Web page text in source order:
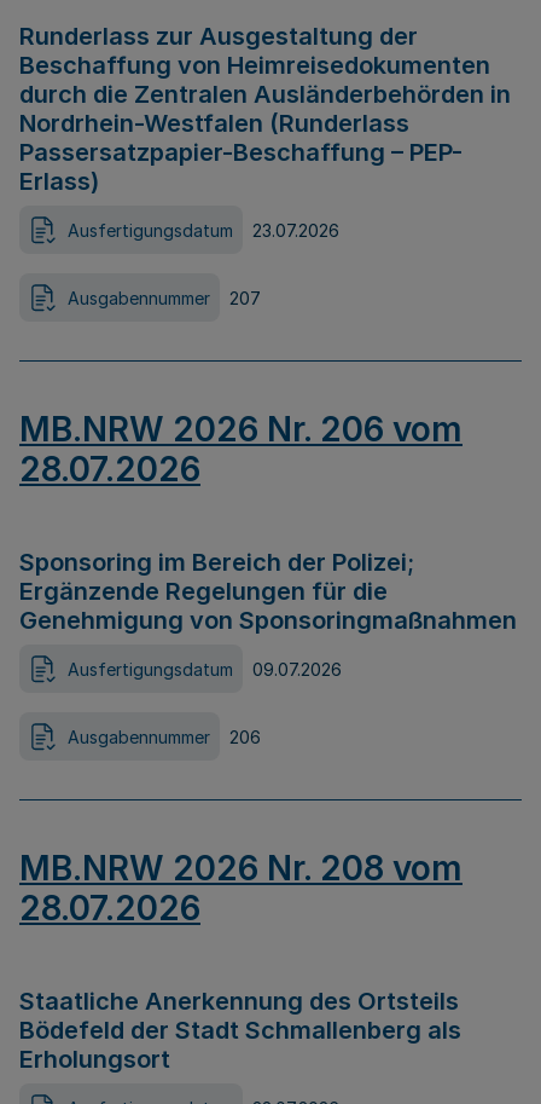
Runderlass zur Ausgestaltung der
Beschaffung von Heimreisedokumenten
durch die Zentralen Ausländerbehörden in
Nordrhein-Westfalen (Runderlass
Passersatzpapier-Beschaffung – PEP-
Erlass)
Ausfertigungsdatum 23.07.2026
Ausgabennummer 207
MB.NRW 2026 Nr. 206 vom
28.07.2026
Sponsoring im Bereich der Polizei;
Ergänzende Regelungen für die
Genehmigung von Sponsoringmaßnahmen
Ausfertigungsdatum 09.07.2026
Ausgabennummer 206
MB.NRW 2026 Nr. 208 vom
28.07.2026
Staatliche Anerkennung des Ortsteils
Bödefeld der Stadt Schmallenberg als
Erholungsort